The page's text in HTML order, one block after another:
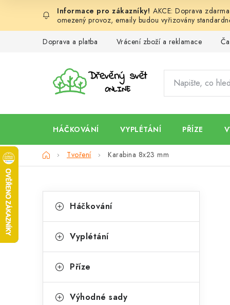
obsah
AKCE: Doprava
omezený provoz, emaily budou vyřizovány
Doprava a platba Vrácení zboží a reklamace
HÁČKOVÁNÍ VYPLÉTÁNÍ PŘÍZE
DomůTvoření Karabina 8x23 mm
o
t
r
kategorie
a
e
o
Háčkování
Vyplétání
Příze
Výhodné sady